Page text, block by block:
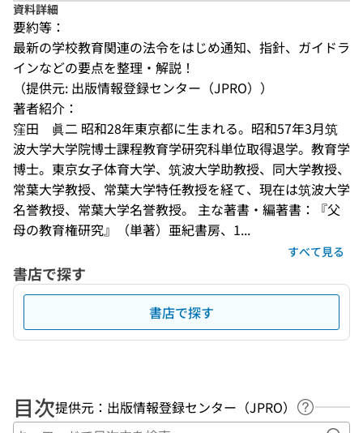
資料詳細
要約等：
最新の学校教育関連の法令をはじめ通知、指針、ガイドラ
インなどの要点を整理・解説！
（提供元: 出版情報登録センター（JPRO））
著者紹介：
窪田　眞二 昭和28年東京都に生まれる。昭和57年3月筑
波大学大学院博士課程教育学研究科単位取得退学。教育学
博士。東京女子体育大学、筑波大学助教授、同大学教授、
常葉大学教授、常葉大学特任教授を経て、現在は筑波大学
名誉教授、常葉大学名誉教授。 主な著書・編著書：『父
母の教育権研究』（単著）亜紀書房、1...
すべて見る
書店で探す
書店で探す
目次提供元：出版情報登録センター（JPRO）
ヘルプペ